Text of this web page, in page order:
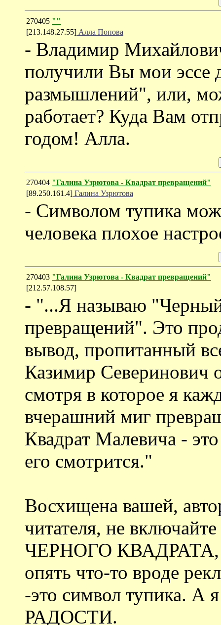
270405 ""
[213.148.27.55] Алла Попова
- Владимир
получили Вы мои эссе
размышлений", или,
работает? Куда Вам
годом! Алла.
270404 "Галина Узрютова - Квадрат превращений"
[89.250.161.4] Галина Узрютова
- Символом тупика
человека плохое
270403 "Галина Узрютова - Квадрат превращений"
[212.57.108.57]
- "...Я называю
превращений". Это
вывод, пропитанный
Казимир Северинович
смотря в которое я
вчерашний миг
Квадрат Малевича -
его смотрится."
Восхищена вашей,
читателя, не
ЧЕРНОГО КВАДРАТА,
опять что-то вроде
-это символ тупика.
РАДОСТИ.